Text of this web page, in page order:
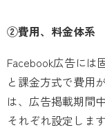
②費用、料金体系
Facebook広告には
と課金方式で費用
は、広告掲載期間
それぞれ設定しま